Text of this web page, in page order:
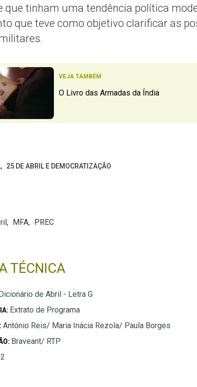
que tinham uma tendência política
que teve como objetivo clarificar as
VEJA TAMBÉM
O Livro das Armadas da Índia
25 DE ABRIL E DEMOCRATIZAÇÃO
MFA PREC
TÉCNICA
de Abril - Letra G
Extrato de Programa
António Reis/ Maria Inácia Rezola/ Paula Borges
Braveant/ RTP